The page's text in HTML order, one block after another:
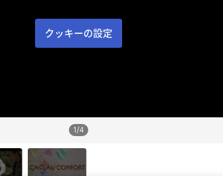
クッキーの設定
1/4